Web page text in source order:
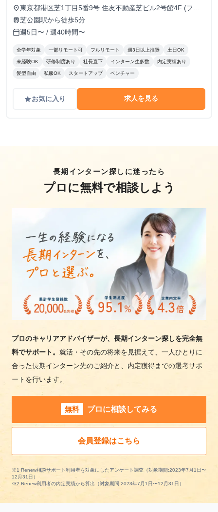
します）
place東京都港区芝1丁目5番9号 住友不動産芝ビル2号館4F (フル
リモート/出勤は自由です)
train芝公園駅から徒歩5分
calendar_today週5日〜 / 週40時間〜
全学年対象 一部リモート可 フルリモート 週3日以上推奨 土日OK
未経験OK 研修制度あり 社長直下 インターン生多数 内定実績あり
髪型自由 私服OK スタートアップ ベンチャー
gradeお気に入り 求人を見る
長期インターン探しに迷ったら
プロに無料で相談しよう
プロのキャリアアドバイザーが、長期インターン探しを完全無
料でサポート。 就活・その先の将来を見据えて、一人ひとりに
合った長期インターン先のご紹介と、内定獲得までの選考サポ
ートを行います。
無料 プロに相談してみる
会員登録はこちら
※1 Renew相談サポート利用者を対象にしたアンケート調査（対象期間:2023年7月1日〜
12月31日）
※2 Renew利用者の内定実績から算出（対象期間:2023年7月1日〜12月31日）